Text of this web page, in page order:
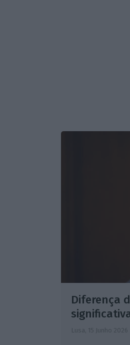
Diferença
Lusa, 15 Junho 2026